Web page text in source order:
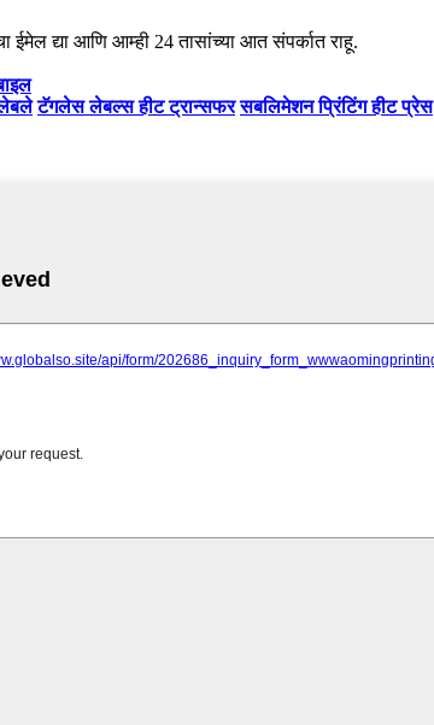
ईमेल द्या आणि आम्ही 24 तासांच्या आत संपर्कात राहू.
टॅगलेस लेबल्स हीट ट्रान्सफर सबलिमेशन प्रिंटिंग हीट प्रेस